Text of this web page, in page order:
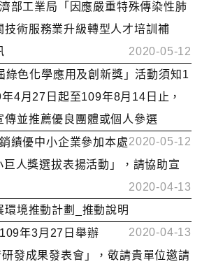
部工業局「因應嚴重特殊傳染性肺
技術服務業升級轉型人才培訓補
2020-05-12
綠色化學應用及創新獎」活動須知1
4月27日起至109年8月14日止，
傳並推薦優良團體或個人參選
2020-05-12
績優中小企業參加本處
人獎選拔表揚活動」，請協助宣
2020-04-13
境推動計劃_推動說明
2020-04-13
年3月27日舉辦
研發成果發表會」，敬請貴單位邀請